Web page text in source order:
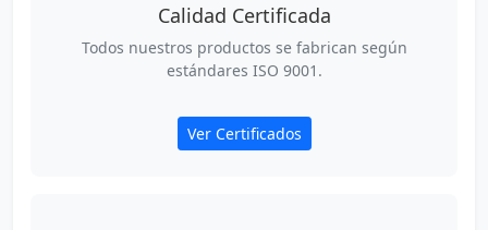
Calidad Certificada
Todos nuestros productos se fabrican según
estándares ISO 9001.
Ver Certificados